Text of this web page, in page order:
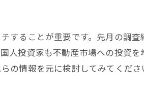
することが重要です。先月の調
人投資家も不動産市場への投資
の情報を元に検討してみてくださ